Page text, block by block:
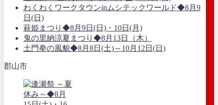
わくわくワークタウンinムシテックワールド◆8月9
日(日)
萩姫まつり◆8月9日(日)・10日(月)
鬼の里納涼夏まつり◆8月13日（木）
土門拳の風貌◆8月8日(土)～10月12日(日)
郡山市